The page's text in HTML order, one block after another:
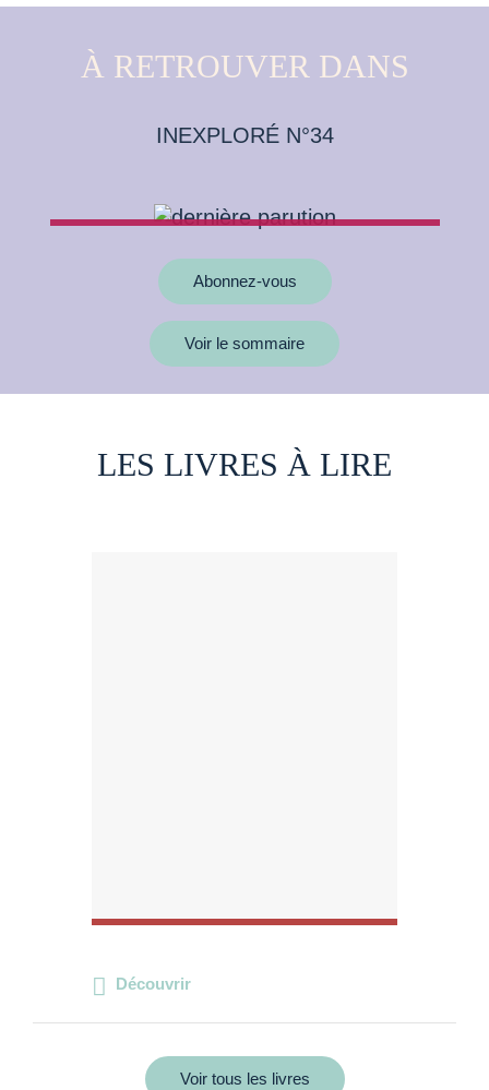
À RETROUVER DANS
INEXPLORÉ N°34
Abonnez-vous
Voir le sommaire
LES LIVRES À LIRE
Découvrir
Voir tous les livres